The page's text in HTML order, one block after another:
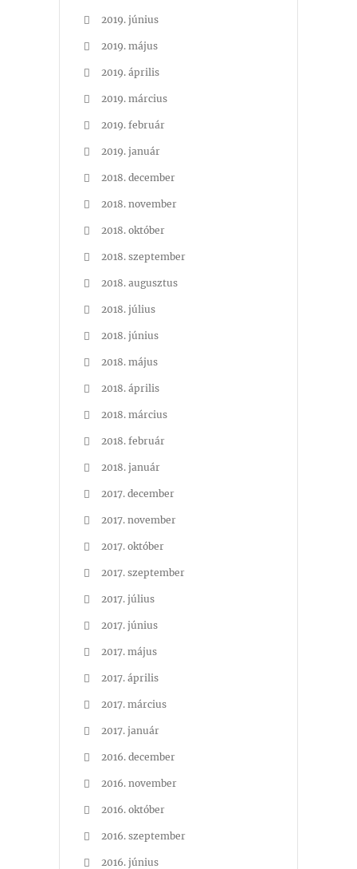
2019. június
2019. május
2019. április
2019. március
2019. február
2019. január
2018. december
2018. november
2018. október
2018. szeptember
2018. augusztus
2018. július
2018. június
2018. május
2018. április
2018. március
2018. február
2018. január
2017. december
2017. november
2017. október
2017. szeptember
2017. július
2017. június
2017. május
2017. április
2017. március
2017. január
2016. december
2016. november
2016. október
2016. szeptember
2016. június